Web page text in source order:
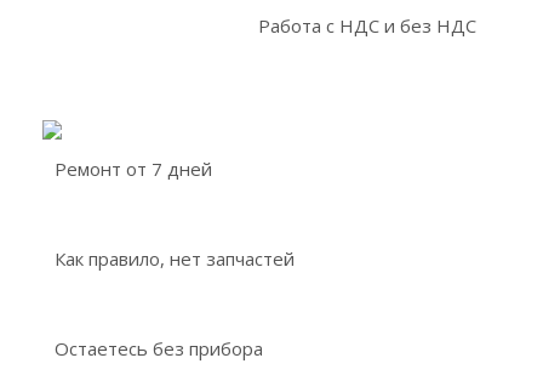
Работа с НДС и без НДС
Ремонт от 7 дней
Как правило, нет запчастей
Остаетесь без прибора